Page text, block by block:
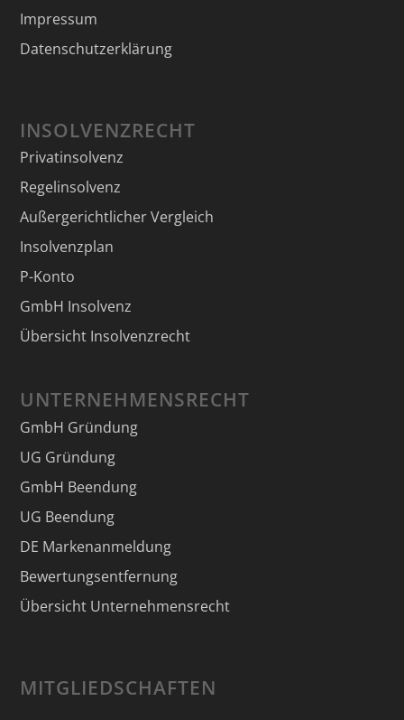
Impressum
Datenschutzerklärung
INSOLVENZRECHT
Privatinsolvenz
Regelinsolvenz
Außergerichtlicher Vergleich
Insolvenzplan
P-Konto
GmbH Insolvenz
Übersicht Insolvenzrecht
UNTERNEHMENSRECHT
GmbH Gründung
UG Gründung
GmbH Beendung
UG Beendung
DE Markenanmeldung
Bewertungsentfernung
Übersicht Unternehmensrecht
MITGLIEDSCHAFTEN